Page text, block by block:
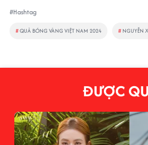
#Hashtag
#QUẢ BÓNG VÀNG VIỆT NAM 2024 # NGUYỄN
ĐƯỢC